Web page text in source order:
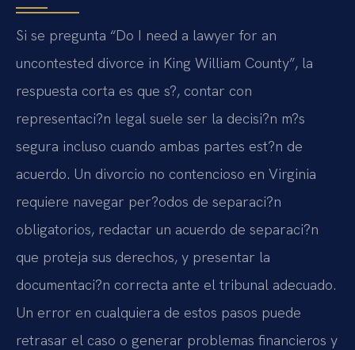
Si se pregunta “Do I need a lawyer for an
uncontested divorce in King William County”, la
respuesta corta es que s?, contar con
representaci?n legal suele ser la decisi?n m?s
segura incluso cuando ambas partes est?n de
acuerdo. Un divorcio no contencioso en Virginia
requiere navegar per?odos de separaci?n
obligatorios, redactar un acuerdo de separaci?n
que proteja sus derechos, y presentar la
documentaci?n correcta ante el tribunal adecuado.
Un error en cualquiera de estos pasos puede
retrasar el caso o generar problemas financieros y